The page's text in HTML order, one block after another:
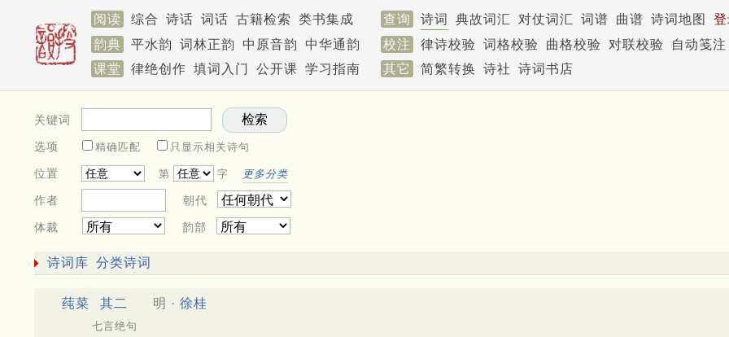
阅读 综合 诗话 词话 古籍检索 类书集成 查询 诗词 典故词汇 对仗词汇 词谱 曲谱 诗词地图
韵典
平水韵 词林正韵 中原音韵 中华通韵 校注 律诗校验 词格校验 曲格校验 对联校验
自动笺注
课堂
律绝创作 填词入门 公开课 学习指南 其它 简繁转换 诗社 诗词书店
关键词
选项 精确匹配 只显示相关诗句
位置 第 字 更多分类
作者 朝代
体裁 韵部
诗词库 分类诗词
莼菜 其二 明 · 徐桂
七言绝句